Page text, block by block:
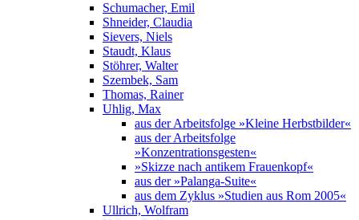
Schumacher, Emil
Shneider, Claudia
Sievers, Niels
Staudt, Klaus
Stöhrer, Walter
Szembek, Sam
Thomas, Rainer
Uhlig, Max
aus der Arbeitsfolge »Kleine Herbstbilder«
aus der Arbeitsfolge
»Konzentrationsgesten«
»Skizze nach antikem Frauenkopf«
aus der »Palanga-Suite«
aus dem Zyklus »Studien aus Rom 2005«
Ullrich, Wolfram